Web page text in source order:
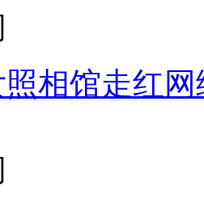
相馆走红网